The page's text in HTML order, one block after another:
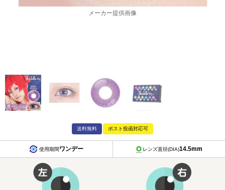
メーカー提供画像
送料無料 ポスト投函対応可
使用期間ワンデー レンズ直径(DIA)14.5mm